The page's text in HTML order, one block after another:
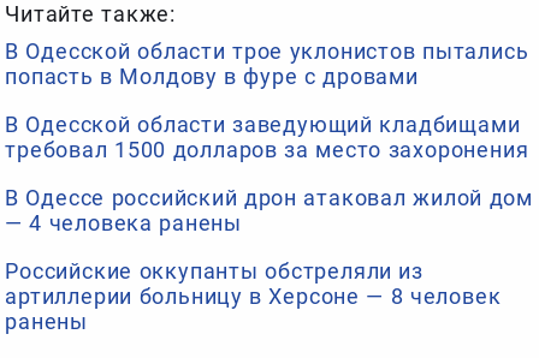
Читайте также:
В Одесской области трое уклонистов пытались
попасть в Молдову в фуре с дровами
В Одесской области заведующий кладбищами
требовал 1500 долларов за место захоронения
В Одессе российский дрон атаковал жилой дом
— 4 человека ранены
Российские оккупанты обстреляли из
артиллерии больницу в Херсоне — 8 человек
ранены